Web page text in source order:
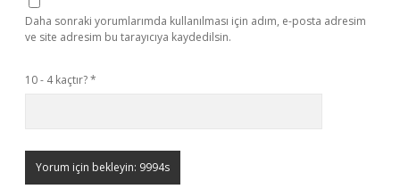
Daha sonraki yorumlarımda kullanılması için adım, e-posta adresim
ve site adresim bu tarayıcıya kaydedilsin.
10 - 4 kaçtır?*